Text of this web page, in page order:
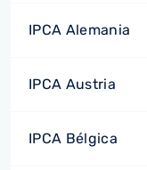
IPCA Alemania
IPCA Austria
IPCA Bélgica